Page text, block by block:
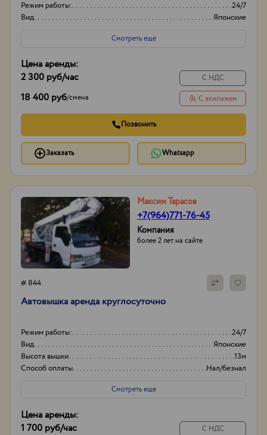
Режим работы:
24/7
Вид
Японские
Способ оплаты
Нал/безнал
Смотреть еще
Цена аренды:
2 300 руб/час
18 400 руб/смена
С НДС
С экипажем
Позвонить
Заказать Whatsapp
Максим Тарасов
+7(964)771-76-45
Компания
более 2 лет на сайте
# 844
Автовышка аренда круглосуточно
Режим работы:
24/7
Вид
Японские
Высота вышки
13м
Способ оплаты
Нал/безнал
Смотреть еще
Цена аренды:
1 700 руб/час С НДС